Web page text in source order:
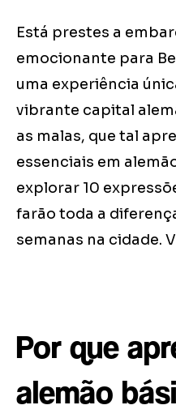
Está prestes a
emocionante para
uma experiência
vibrante capital
as malas, que tal
essenciais em
explorar 10
farão toda a
semanas na cidade.
Por que
alemão